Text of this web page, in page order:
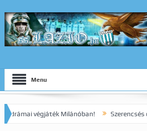
Menu
végjáték Milánóban! Szerencsés